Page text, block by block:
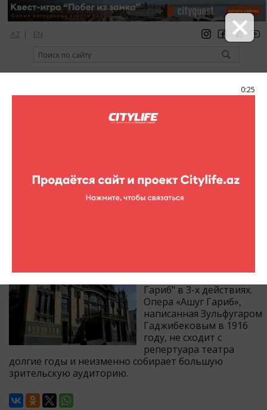
0:25
AZ | EN
регистрация вход Citylife Magazine
Гариб" в 3-х действиях.
Опера «Ашуг Гариб»,
написанная Зульфугаром
Гаджибековым в 1916
году, не сходит с
репертуара театра
долгие годы и неизменно собирает большую
зрительскую аудиторию.